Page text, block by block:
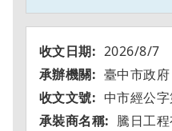
2026/8/7
臺中市政府
中市經公
騰日工